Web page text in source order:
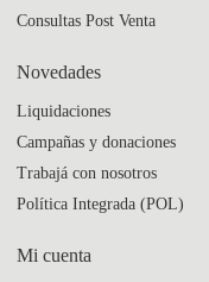
Consultas Post Venta
Novedades
Liquidaciones
Campañas y donaciones
Trabajá con nosotros
Política Integrada (POL)
Mi cuenta